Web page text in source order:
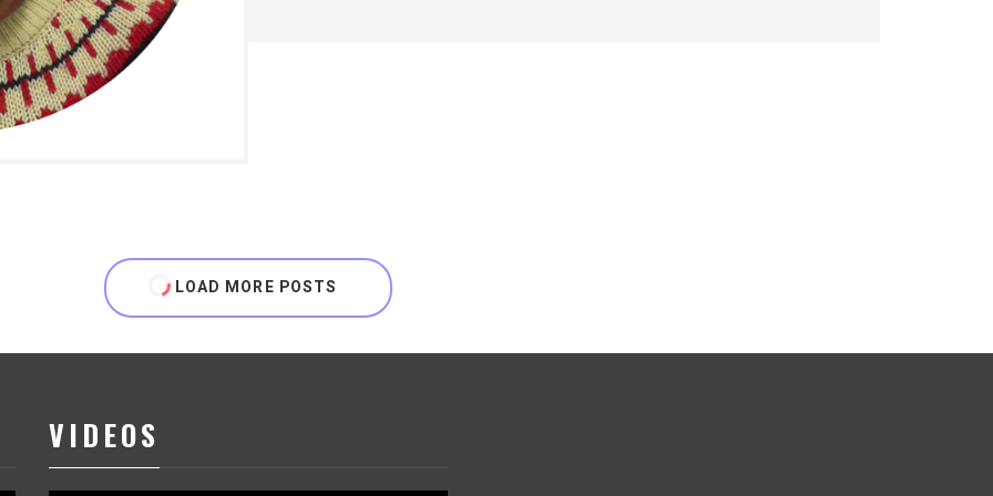
LOAD MORE POSTS
VIDEOS